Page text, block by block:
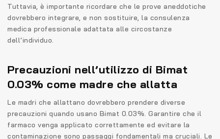
Tuttavia, è importante ricordare che le prove aneddotiche
dovrebbero integrare, e non sostituire, la consulenza
medica professionale adattata alle circostanze
dell’individuo.
Precauzioni nell’utilizzo di Bimat
0.03% come madre che allatta
Le madri che allattano dovrebbero prendere diverse
precauzioni quando usano Bimat 0.03%. Garantire che il
farmaco venga applicato correttamente ed evitare la
contaminazione sono passaggi fondamentali ma cruciali. Le